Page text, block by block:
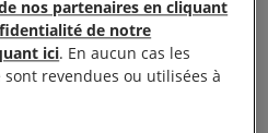
les prix des produits par
sur lesquelles on
a bombardé une école
nos partenaires en cliquant
de notre
ici. En aucun cas les
revendues ou utilisées à